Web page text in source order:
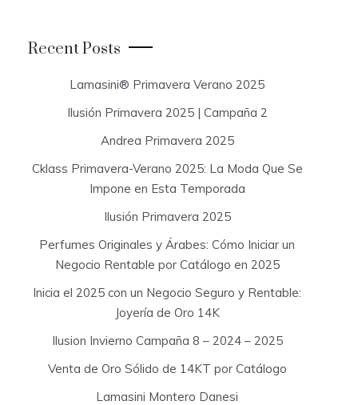
r
:
Recent Posts
Lamasini® Primavera Verano 2025
Ilusión Primavera 2025 | Campaña 2
Andrea Primavera 2025
Cklass Primavera-Verano 2025: La Moda Que Se
Impone en Esta Temporada
Ilusión Primavera 2025
Perfumes Originales y Árabes: Cómo Iniciar un
Negocio Rentable por Catálogo en 2025
Inicia el 2025 con un Negocio Seguro y Rentable:
Joyería de Oro 14K
Ilusion Invierno Campaña 8 – 2024 – 2025
Venta de Oro Sólido de 14KT por Catálogo
Lamasini Montero Danesi